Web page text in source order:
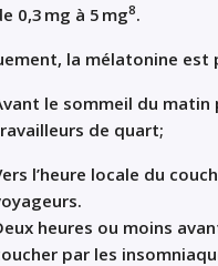
0,3 mg à 5 mg8.
la mélatonine est
le sommeil du matin
de quart;
l’heure locale du
.
heures ou moins
par les